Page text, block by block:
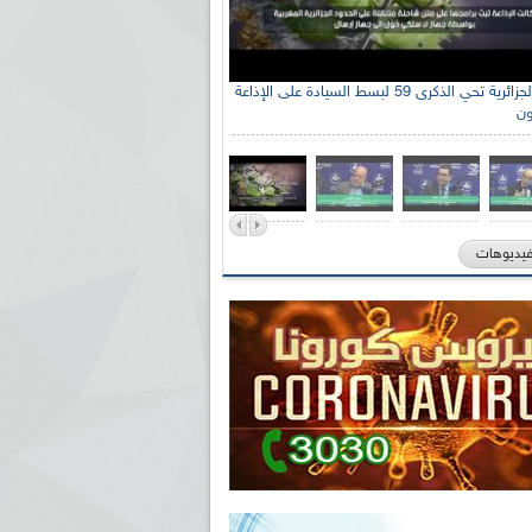
الإذاعة الجزائرية تحي الذكرى 59 لبسط السيادة على الإذاعة